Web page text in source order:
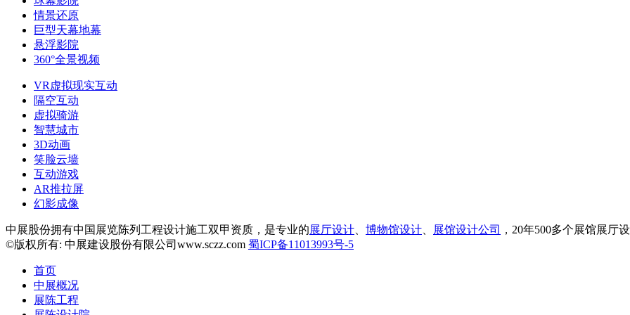
情景还原
巨型天幕地幕
悬浮影院
360°全景视频
VR虚拟现实互动
隔空互动
虚拟骑游
智慧城市
3D动画
笑脸云墙
互动游戏
AR推拉屏
幻影成像
中展股份拥有中国展览陈列工程设计施工双甲资质，是专业的展厅设计 博物馆设计 展馆设计公司
，20年500多个展馆展厅
©版权所有: 中展建设股份有限公司www.sczz.com 蜀ICP备11013993号-5
首页
中展概况
展陈工程